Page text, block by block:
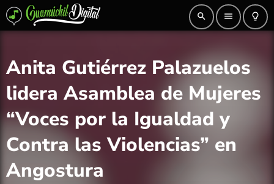
search menu lightbulb_outline
Anita Gutiérrez Palazuelos
lidera Asamblea de Mujeres
“Voces por la Igualdad y
Contra las Violencias” en
Angostura